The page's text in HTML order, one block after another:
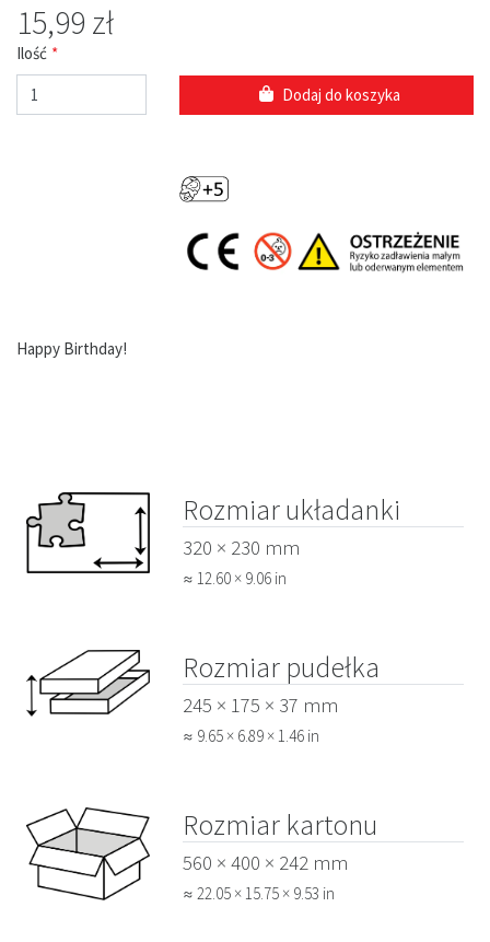
15,99 zł
Ilość
Dodaj do koszyka
Happy Birthday!
Rozmiar układanki
320 × 230 mm
≈ 12.60 × 9.06 in
Rozmiar pudełka
245 × 175 × 37 mm
≈ 9.65 × 6.89 × 1.46 in
Rozmiar kartonu
560 × 400 × 242 mm
≈ 22.05 × 15.75 × 9.53 in